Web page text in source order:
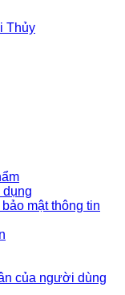
Thủy
mật thông tin
của người dùng